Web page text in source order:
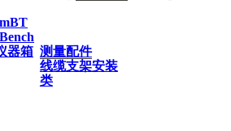
BT
测量配件
器箱
线缆支架安装
类